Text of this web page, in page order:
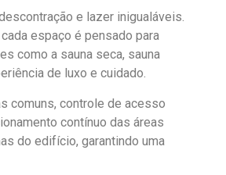
e lazer inigualáveis.
espaço é pensado para
como a sauna seca, sauna
de luxo e cuidado.
comuns, controle de acesso
contínuo das áreas
do edifício, garantindo uma